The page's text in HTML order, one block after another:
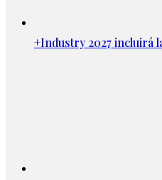
+Industry 2027 incluirá